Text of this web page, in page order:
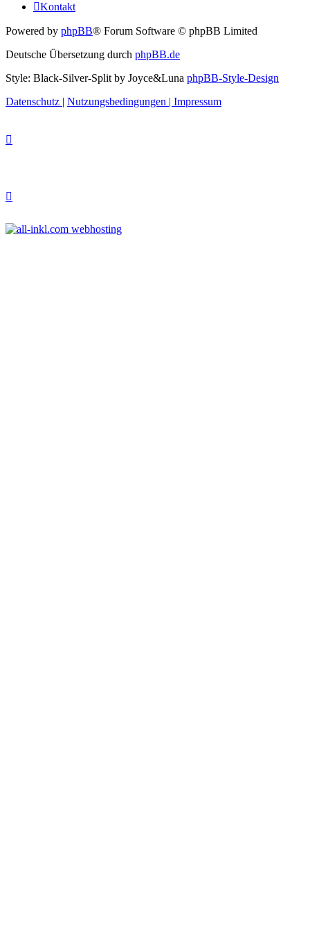
Kontakt
Powered by phpBB® Forum Software © phpBB Limited
Deutsche Übersetzung durch phpBB.de
Style: Black-Silver-Split by Joyce&Luna phpBB-Style-Design
Datenschutz
Nutzungsbedingungen Impressum